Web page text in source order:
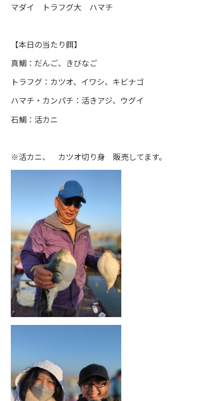
マダイ トラフグ大 ハマチ
【本日の当たり餌】
真鯛：だんご、きびなご
トラフグ：カツオ、イワシ、キビナゴ
ハマチ・カンパチ：活きアジ、ウグイ
石鯛：活カニ
※活カニ、 カツオ切り身 販売してます。